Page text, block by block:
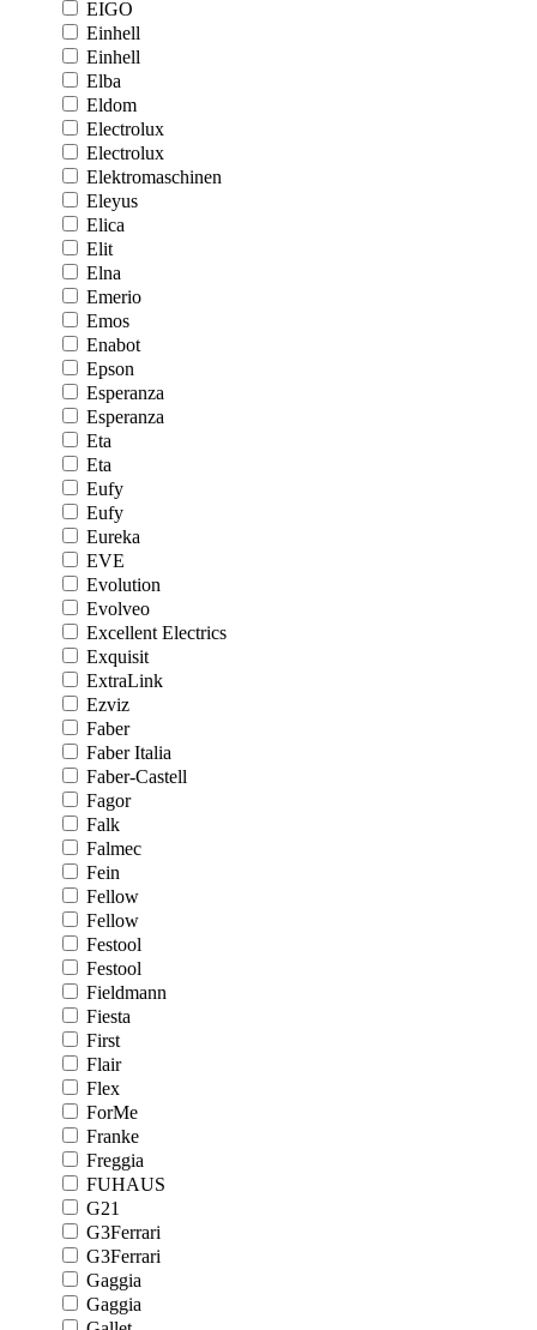
EIGO
Einhell
Einhell
Elba
Eldom
Electrolux
Electrolux
Elektromaschinen
Eleyus
Elica
Elit
Elna
Emerio
Emos
Enabot
Epson
Esperanza
Esperanza
Eta
Eta
Eufy
Eufy
Eureka
EVE
Evolution
Evolveo
Excellent Electrics
Exquisit
ExtraLink
Ezviz
Faber
Faber Italia
Faber-Castell
Fagor
Falk
Falmec
Fein
Fellow
Fellow
Festool
Festool
Fieldmann
Fiesta
First
Flair
Flex
ForMe
Franke
Freggia
FUHAUS
G21
G3Ferrari
G3Ferrari
Gaggia
Gaggia